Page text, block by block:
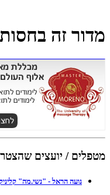
מדור זה בחסות
מטפלים / יועצים
נועה הראל - "נשי.מה"